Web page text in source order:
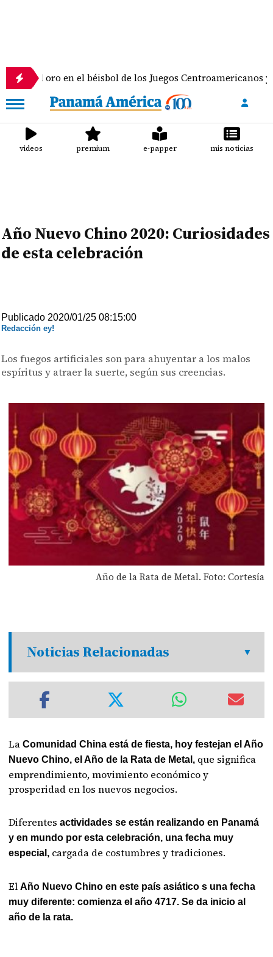
en el béisbol de los Juegos Centroamericanos y del Caribe
videos premium e-papper mis noticias
Año Nuevo Chino 2020: Curiosidades
de esta celebración
Publicado 2020/01/25 08:15:00
Redacción ey!
Los fuegos artificiales son para ahuyentar a los malos
espíritus y atraer la suerte, según sus creencias.
Año de la Rata de Metal. Foto: Cortesía
Noticias Relacionadas
LaComunidad China está de fiesta, hoy festejan el Año
Nuevo Chino, el Año de la Rata de Metal, que significa
emprendimiento, movimiento económico y
prosperidad en los nuevos negocios.
Diferentesactividades se están realizando en Panamá
y en mundo por esta celebración, una fecha muy
especial, cargada de costumbres y tradiciones.
ElAño Nuevo Chino en este país asiático s una fecha
muy diferente: comienza el año 4717. Se da inicio al
año de la rata.